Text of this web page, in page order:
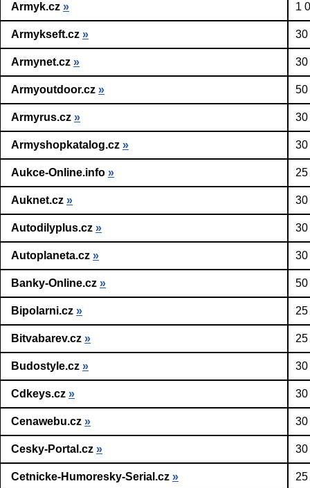
Armyk.cz » 1
Armykseft.cz » 30
Armynet.cz » 30
Armyoutdoor.cz » 50
Armyrus.cz » 30
Armyshopkatalog.cz » 30
Aukce-Online.info »
Auknet.cz » 30
Autodilyplus.cz » 30
Autoplaneta.cz » 30
Banky-Online.cz » 50
Bipolarni.cz »
Bitvabarev.cz »
Budostyle.cz » 30
Cdkeys.cz » 30
Cenawebu.cz » 30
Cesky-Portal.cz » 30
Cetnicke-Humoresky-Serial.cz »